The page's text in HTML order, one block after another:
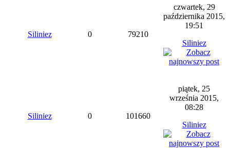
Siliniez 0 79210
czwartek, 29
października 2015,
19:51
Siliniez
Siliniez 0 101660
piątek, 25
września 2015,
08:28
Siliniez